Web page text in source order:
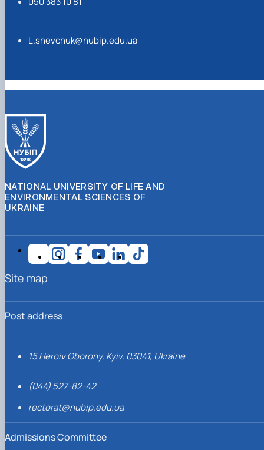
L.shevchuk@nubip.edu.ua
NATIONAL UNIVERSITY OF LIFE AND
ENVIRONMENTAL SCIENCES OF
UKRAINE
Post address
15 Heroiv Oborony, Kyiv, 03041, Ukraine
(044) 527-82-42
rectorat@nubip.edu.ua
Admissions Committee
Site map